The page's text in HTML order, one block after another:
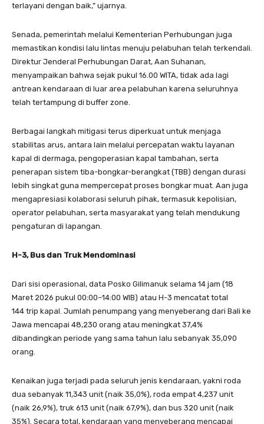
terlayani dengan baik,” ujarnya.
Senada, pemerintah melalui Kementerian Perhubungan juga
memastikan kondisi lalu lintas menuju pelabuhan telah terkendali.
Direktur Jenderal Perhubungan Darat, Aan Suhanan,
menyampaikan bahwa sejak pukul 16.00 WITA, tidak ada lagi
antrean kendaraan di luar area pelabuhan karena seluruhnya
telah tertampung di buffer zone.
Berbagai langkah mitigasi terus diperkuat untuk menjaga
stabilitas arus, antara lain melalui percepatan waktu layanan
kapal di dermaga, pengoperasian kapal tambahan, serta
penerapan sistem tiba-bongkar-berangkat (TBB) dengan durasi
lebih singkat guna mempercepat proses bongkar muat. Aan juga
mengapresiasi kolaborasi seluruh pihak, termasuk kepolisian,
operator pelabuhan, serta masyarakat yang telah mendukung
pengaturan di lapangan.
H-3, Bus dan Truk Mendominasi
Dari sisi operasional, data Posko Gilimanuk selama 14 jam (18
Maret 2026 pukul 00:00–14:00 WIB) atau H-3 mencatat total
144 trip kapal. Jumlah penumpang yang menyeberang dari Bali ke
Jawa mencapai 48,230 orang atau meningkat 37,4%
dibandingkan periode yang sama tahun lalu sebanyak 35,090
orang.
Kenaikan juga terjadi pada seluruh jenis kendaraan, yakni roda
dua sebanyak 11,343 unit (naik 35,0%), roda empat 4,237 unit
(naik 26,9%), truk 613 unit (naik 67,9%), dan bus 320 unit (naik
35%). Secara total, kendaraan yang menyeberang mencapai